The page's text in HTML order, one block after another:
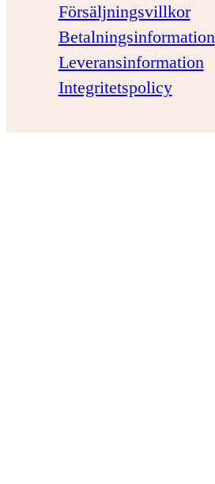
Försäljningsvillkor
Betalningsinformation
Leveransinformation
Integritetspolicy